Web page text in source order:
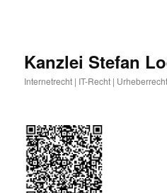
Kanzlei Stefan
Internetrecht | IT-Recht |